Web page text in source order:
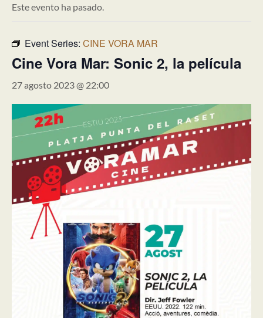
Este evento ha pasado.
Event Series: CINE VORA MAR
Cine Vora Mar: Sonic 2, la película
27 agosto 2023 @ 22:00